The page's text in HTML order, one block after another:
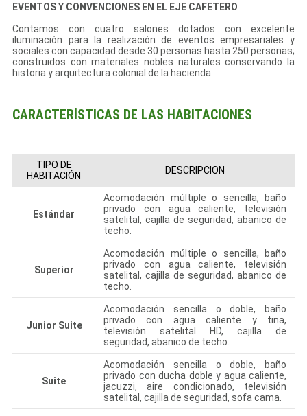
EVENTOS Y CONVENCIONES EN EL EJE CAFETERO
Contamos con cuatro salones dotados con excelente
iluminación para la realización de eventos empresariales y
sociales con capacidad desde 30 personas hasta 250 personas;
construidos con materiales nobles naturales conservando la
historia y arquitectura colonial de la hacienda.
CARACTERÍSTICAS DE LAS HABITACIONES
TIPO DE
HABITACIÓN
DESCRIPCION
Estándar
Acomodación múltiple o sencilla, baño
privado con agua caliente, televisión
satelital, cajilla de seguridad, abanico de
techo.
Superior
Acomodación múltiple o sencilla, baño
privado con agua caliente, televisión
satelital, cajilla de seguridad, abanico de
techo.
Junior Suite
Acomodación sencilla o doble, baño
privado con agua caliente y tina,
televisión satelital HD, cajilla de
seguridad, abanico de techo.
Suite
Acomodación sencilla o doble, baño
privado con ducha doble y agua caliente,
jacuzzi, aire condicionado, televisión
satelital, cajilla de seguridad, sofa cama.